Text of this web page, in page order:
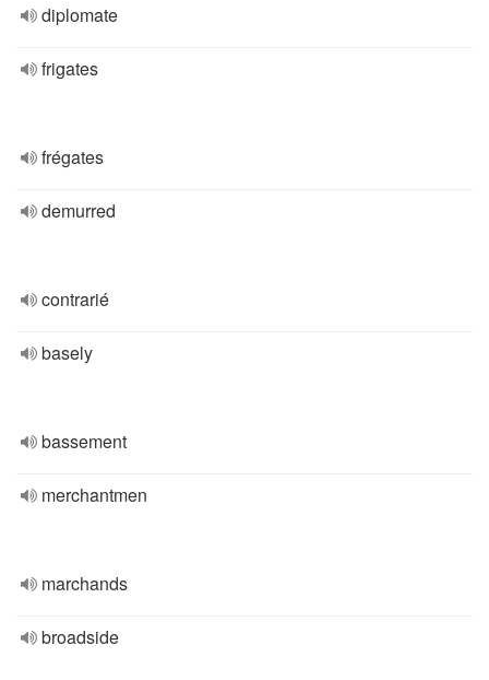
diplomate
frigates
frégates
demurred
contrarié
basely
bassement
merchantmen
marchands
broadside